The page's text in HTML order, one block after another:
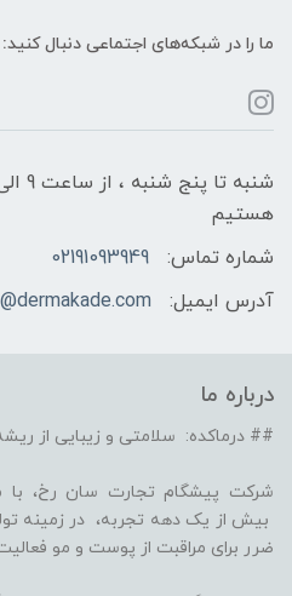
ما را در شبکه‌های اجتماعی دنبال کنید:
هستیم
شماره تماس:
02191093949
آدرس ایمیل:
درباره ما
## درماکده: سلامتی و زیبایی از
شرکت پیشگام تجارت سان رخ، با
بیش از یک دهه تجربه، در زمینه
ضرر برای مراقبت از پوست و مو